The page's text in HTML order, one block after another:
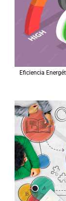
Eficiencia